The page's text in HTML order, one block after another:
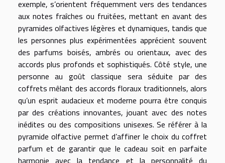
exemple, s’orientent fréquemment vers des tendances
aux notes fraîches ou fruitées, mettant en avant des
pyramides olfactives légères et dynamiques, tandis que
les personnes plus expérimentées apprécient souvent
des parfums boisés, ambrés ou orientaux, avec des
accords plus profonds et sophistiqués. Côté style, une
personne au goût classique sera séduite par des
coffrets mêlant des accords floraux traditionnels, alors
qu’un esprit audacieux et moderne pourra être conquis
par des créations innovantes, jouant avec des notes
inédites ou des compositions unisexes. Se référer à la
pyramide olfactive permet d’affiner le choix du coffret
parfum et de garantir que le cadeau soit en parfaite